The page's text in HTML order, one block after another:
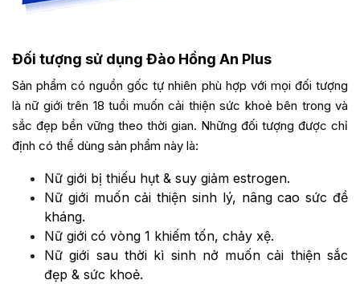
Đối tượng sử dụng Đào Hồng An Plus
Sản phẩm có nguồn gốc tự nhiên phù hợp với mọi đối tượng
là nữ giới trên 18 tuổi muốn cải thiện sức khoẻ bên trong và
sắc đẹp bền vững theo thời gian. Những đối tượng được chỉ
định có thể dùng sản phẩm này là:
Nữ giới bị thiếu hụt & suy giảm estrogen.
Nữ giới muốn cải thiện sinh lý, nâng cao sức đề
kháng.
Nữ giới có vòng 1 khiếm tốn, chảy xệ.
Nữ giới sau thời kì sinh nở muốn cải thiện sắc
đẹp & sức khoẻ.